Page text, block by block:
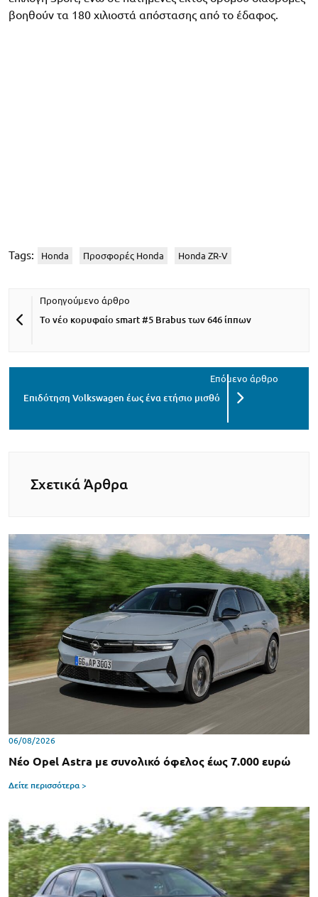
βοηθούν τα 180 χιλιοστά απόστασης από το έδαφος.
Tags: Honda Προσφορές Honda Honda ZR-V
Το νέο κορυφαίο smart #5 Brabus των 646 ίππων
Επιδότηση Volkswagen έως ένα ετήσιο μισθό
Σχετικά Άρθρα
06/08/2026
Νέο Opel Astra με συνολικό όφελος έως 7.000 ευρώ
Δείτε περισσότερα >